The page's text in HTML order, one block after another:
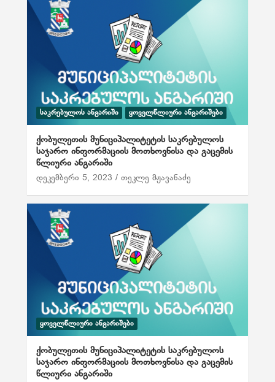
ᲡᲐᲙᲠᲔᲑᲣᲚᲝᲡ ᲐᲜᲒᲐᲠᲘᲨᲘ ᲧᲝᲕᲔᲚᲬᲚᲘᲣᲠᲘ ᲐᲜᲒᲐᲠᲘᲨᲔᲑᲘ
ქობულეთის მუნიციპალიტეტის საკრებულოს
საჯარო ინფორმაციის მოთხოვნისა და გაცემის
წლიური ანგარიში
დეკემბერი 5, 2023 თეკლე მჟავანაძე
ᲧᲝᲕᲔᲚᲬᲚᲘᲣᲠᲘ ᲐᲜᲒᲐᲠᲘᲨᲔᲑᲘ
ქობულეთის მუნიციპალიტეტის საკრებულოს
საჯარო ინფორმაციის მოთხოვნისა და გაცემის
წლიური ანგარიში